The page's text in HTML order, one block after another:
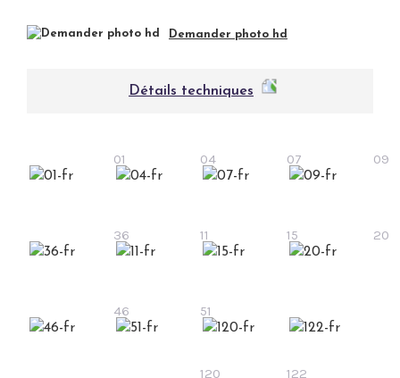
Demander photo hd
Détails techniques
01 04 07 09
36 11 15 20
46 51
120 122